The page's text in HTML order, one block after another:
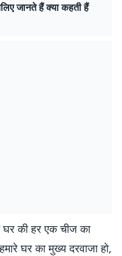
जानते हैं क्या कहती हैं
घर की हर एक चीज का
घर का मुख्य दरवाजा हो,